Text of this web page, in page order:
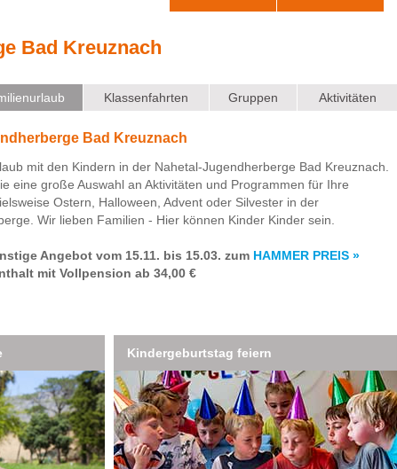
Bad Kreuznach
Klassenfahrten Gruppen Aktivitäten
Bad Kreuznach
mit den Kindern in der Nahetal-Jugendherberge Bad Kreuznach.
eine große Auswahl an Aktivitäten und Programmen für Ihre
Ostern, Halloween, Advent oder Silvester in der
Wir lieben Familien - Hier können Kinder Kinder sein.
Angebot vom 15.11. bis 15.03. zum HAMMER PREIS »
mit Vollpension ab 34,00 €
Kindergeburtstag feiern